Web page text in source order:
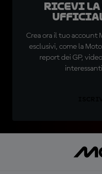
Ricevi
Crea ora il tuo account
esclusivi, come la
report dei GP,